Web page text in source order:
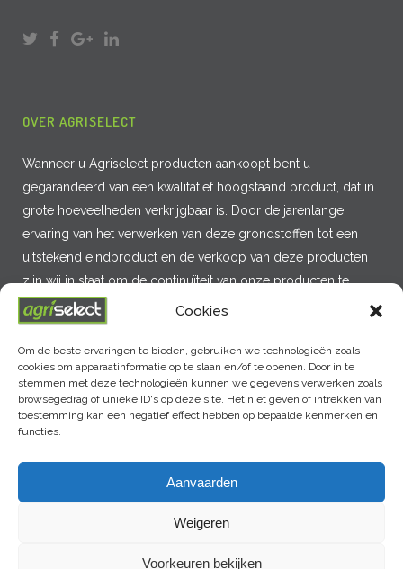
Cookies
Om de beste ervaringen te bieden, gebruiken we technologieën zoals
cookies om apparaatinformatie op te slaan en/of te openen. Door in te
stemmen met deze technologieën kunnen we gegevens verwerken zoals
browsegedrag of unieke ID's op deze site. Het niet geven of intrekken van
toestemming kan een negatief effect hebben op bepaalde kenmerken en
functies.
Aanvaarden
Weigeren
Voorkeuren bekijken
OVER AGRISELECT
Wanneer u Agriselect producten aankoopt bent u
gegarandeerd van een kwalitatief hoogstaand product, dat in
grote hoeveelheden verkrijgbaar is. Door de jarenlange
ervaring van het verwerken van deze grondstoffen tot een
uitstekend eindproduct en de verkoop van deze producten
zijn wij in staat om de continuïteit van onze producten te
garanderen.
MENU
LAATSTE NIEUWS